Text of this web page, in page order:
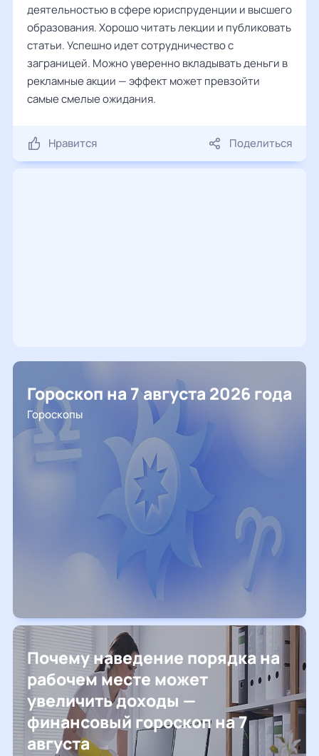
деятельностью в сфере юриспруденции и высшего
образования. Хорошо читать лекции и публиковать
статьи. Успешно идет сотрудничество с
заграницей. Можно уверенно вкладывать деньги в
рекламные акции — эффект может превзойти
самые смелые ожидания.
Нравится Поделиться
Гороскоп на 7 августа 2026 года
Гороскопы
Почему наведение порядка на
рабочем месте может
увеличить доходы —
финансовый гороскоп на 7
августа